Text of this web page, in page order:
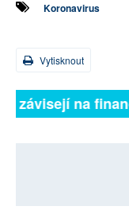
Koronavirus
Vytisknout
závisejí na